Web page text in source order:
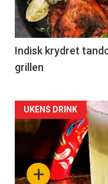
Indisk krydret
grillen
Forsiden
akkurat
nå+
UKENS DRINK